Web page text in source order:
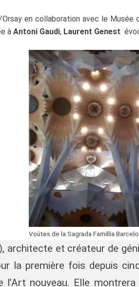
en collaboration avec le
à Antoni Gaudi, Laurent Genest
Voûtes de la Sagrada Famillia
architecte et créateur de
la première fois depuis
nouveau. Elle